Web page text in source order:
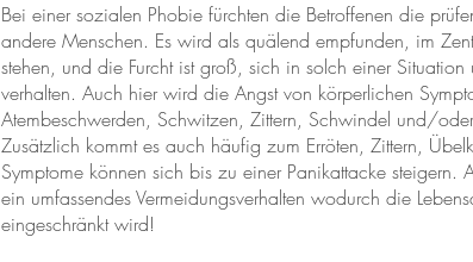
Bei einer sozialen Phobie fürchten die Betroffenen die
andere Menschen. Es wird als quälend empfunden, im
stehen, und die Furcht ist groß, sich in solch einer
verhalten. Auch hier wird die Angst von körperlichen
Atembeschwerden, Schwitzen, Zittern, Schwindel und/
Zusätzlich kommt es auch häufig zum Erröten, Zittern,
Symptome können sich bis zu einer Panikattacke steigern.
ein umfassendes Vermeidungsverhalten wodurch die
eingeschränkt wird!